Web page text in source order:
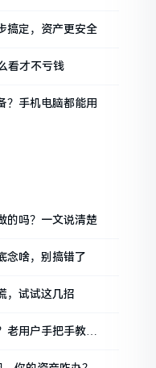
搞定，资产更安全
看才不亏钱
？手机电脑都能用
的吗？一文说清楚
念啥，别搞错了
，试试这几招
老用户手把手教你